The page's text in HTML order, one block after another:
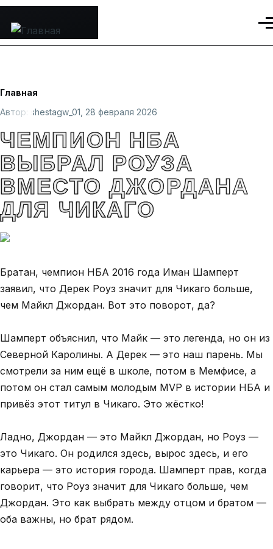
Перейти к основному содержанию
навигации
Главная
Автор: shestagw_01 , 28 февраля 2026
ЧЕМПИОН НБА
ВЫБРАЛ РОУЗА
ВМЕСТО ДЖОРДАНА
ДЛЯ ЧИКАГО
Братан, чемпион НБА 2016 года Иман Шамперт
заявил, что Дерек Роуз значит для Чикаго больше,
чем Майкл Джордан. Вот это поворот, да?
Шамперт объяснил, что Майк — это легенда, но он из
Северной Каролины. А Дерек — это наш парень. Мы
смотрели за ним ещё в школе, потом в Мемфисе, а
потом он стал самым молодым MVP в истории НБА и
привёз этот титул в Чикаго. Это жёстко!
Ладно, Джордан — это Майкл Джордан, но Роуз —
это Чикаго. Он родился здесь, вырос здесь, и его
карьера — это история города. Шамперт прав, когда
говорит, что Роуз значит для Чикаго больше, чем
Джордан. Это как выбрать между отцом и братом —
оба важны, но брат рядом.